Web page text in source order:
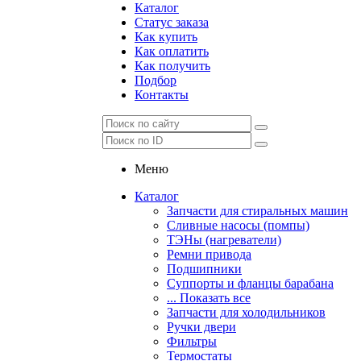
Каталог
Статус заказа
Как купить
Как оплатить
Как получить
Подбор
Контакты
Меню
Каталог
Запчасти для стиральных машин
Сливные насосы (помпы)
ТЭНы (нагреватели)
Ремни привода
Подшипники
Суппорты и фланцы барабана
... Показать все
Запчасти для холодильников
Ручки двери
Фильтры
Термостаты